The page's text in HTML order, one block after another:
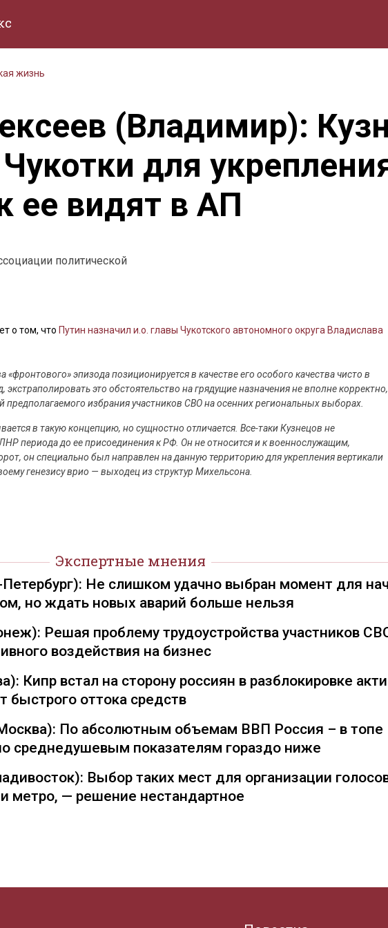
жизнь
(Владимир):
для
ее видят в АП
политической
о том, что Путин назначил и.о. главы Чукотского автономного округа Владислава
эпизода позиционируется в качестве его особого качества чисто в
это обстоятельство на грядущие назначения не вполне корректно,
предполагаемого избрания участников СВО на осенних региональных выборах.
в такую концепцию, но сущностно отличается. Все-таки Кузнецов не
периода до ее присоединения к РФ. Он не относится и к военнослужащим,
он специально был направлен на данную территорию для укрепления вертикали
генезису врио — выходец из структур Михельсона.
Экспертные мнения
Не слишком удачно выбран момент для
но ждать новых аварий больше нельзя
Решая проблему трудоустройства участников
воздействия на бизнес
Кипр встал на сторону россиян в разблокировке
быстрого оттока средств
По абсолютным объемам ВВП Россия – в топе
среднедушевым показателям гораздо ниже
Выбор таких мест для организации
метро, — решение нестандартное